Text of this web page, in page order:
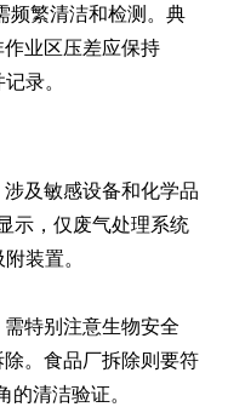
频繁清洁和检测。典
业区压差应保持
录。
及敏感设备和化学品
示，仅废气处理系统
装置。
特别注意生物安全
。食品厂拆除则要符
的清洁验证。